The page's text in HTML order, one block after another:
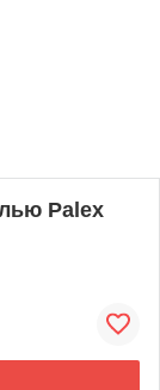
Palex